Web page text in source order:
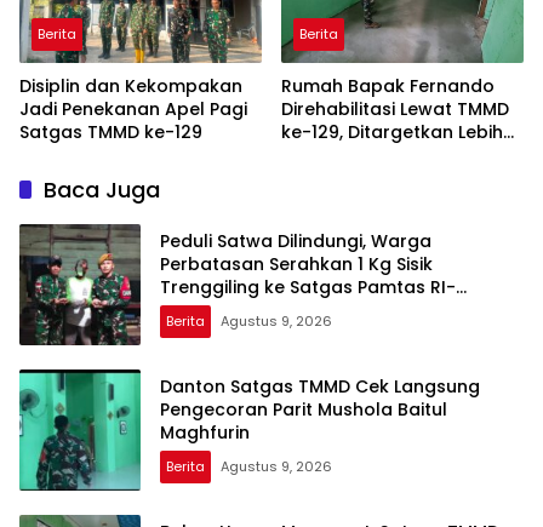
Berita
Disiplin dan Kekompakan
Jadi Penekanan Apel Pagi
Satgas TMMD ke-129
Berita
Rumah Bapak Fernando
Direhabilitasi Lewat TMMD
ke-129, Ditargetkan Lebih
Baca Juga
Peduli Satwa Dilindungi, Warga
Perbatasan Serahkan 1 Kg Sisik
Trenggiling ke Satgas Pamtas RI-
Malaysia Yonarmed 19/Bogani
Berita Agustus 9, 2026
Danton Satgas TMMD Cek Langsung
Pengecoran Parit Mushola Baitul
Maghfurin
Berita Agustus 9, 2026